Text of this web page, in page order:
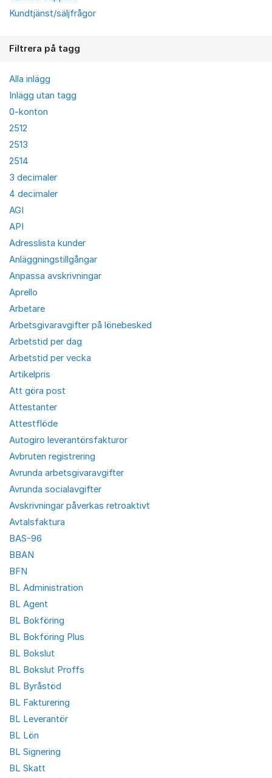
Kundtjänst/säljfrågor
Filtrera på tagg
Alla inlägg
Inlägg utan tagg
0-konton
2512
2513
2514
3 decimaler
4 decimaler
AGI
API
Adresslista kunder
Anläggningstillgångar
Anpassa avskrivningar
Aprello
Arbetare
Arbetsgivaravgifter på lönebesked
Arbetstid per dag
Arbetstid per vecka
Artikelpris
Att göra post
Attestanter
Attestflöde
Autogiro leverantörsfakturor
Avbruten registrering
Avrunda arbetsgivaravgifter
Avrunda socialavgifter
Avskrivningar påverkas retroaktivt
Avtalsfaktura
BAS-96
BBAN
BFN
BL Administration
BL Agent
BL Bokföring
BL Bokföring Plus
BL Bokslut
BL Bokslut Proffs
BL Byråstöd
BL Fakturering
BL Leverantör
BL Lön
BL Signering
BL Skatt